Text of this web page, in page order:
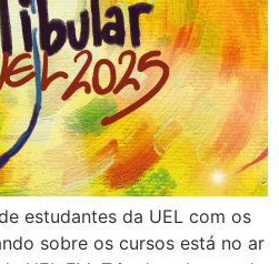
estudantes da UEL com os
sobre os cursos está no ar